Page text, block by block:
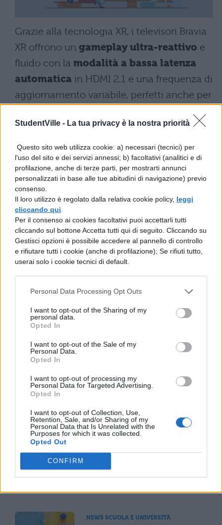
StudentVille - La tua privacy è la nostra priorità
Questo sito web utilizza cookie: a) necessari (tecnici) per
l'uso del sito e dei servizi annessi; b) facoltativi (analitici e di
profilazione, anche di terze parti, per mostrarti annunci
personalizzati in base alle tue abitudini di navigazione) previo
consenso.
Il loro utilizzo è regolato dalla relativa cookie policy, leggi
cliccando qui
Per il consenso ai cookies facoltativi puoi accettarli tutti
cliccando sul bottone Accetta tutti qui di seguito. Cliccando su
Gestisci opzioni è possibile accedere al pannello di controllo
e rifiutare tutti i cookie (anche di profilazione); Se rifiuti tutto,
userai solo i cookie tecnici di default.
Personal Data Processing Opt Outs
I want to opt-out of the Sharing of my
personal data.
Opted In
I want to opt-out of the Sale of my
Personal Data.
Opted In
I want to opt-out of processing my
Personal Data for Targeted Advertising.
Opted In
I want to opt-out of Collection, Use,
Retention, Sale, and/or Sharing of my
Personal Data that Is Unrelated with the
Purposes for which it was collected.
Opted Out
CONFIRM
Grazie alla tecnologia XR, i televisori Bravia
XR offrono un gameplay ultra-reattivo e
fluido con la modalità a bassa latenza
automatica in HDMI 2.1 e una frequenza di
aggiornamento variabile, perfetti anche per
vogliate.
[affiliate_generic type=”button”
url=”https://www.amazon.it/dp/B09ZLKPXT
H” text=”Acquista la Smart Tv Sony Bravia
XR a 1.126,00€”]
Questa smart tv di Sony è anche
compatibile con Bavia Cam,
permettendovi di ottimizzare le immagini e
l’audio in base alla vostra posizione
di luce e colore regolerà le immagini in
base alle condizioni di illuminazione della
casa in quel momento.
TI POTREBBE INTERESSARE
MATURITÀ
domina con 14.123 lodi
25% per il taglio ai
NEWS SCUOLA E UNIVERSITÀ